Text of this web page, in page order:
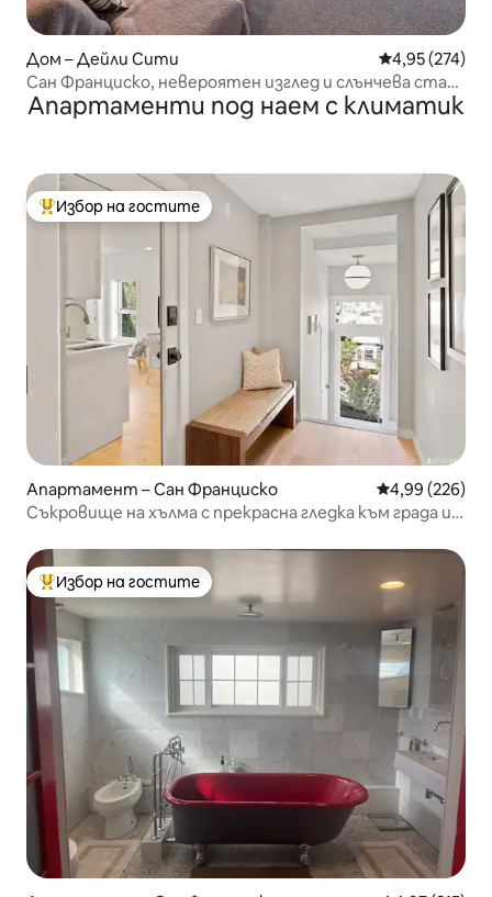
Дом – Дейли Сити Средна
4,95 (274)
Сан Франциско, невероятен изглед и слънчева стая
стая: просторна самостоятелна спалня
Апартаменти под наем с климатик
Най-популярен избор на гостите
Избор на гостите
Апартамент – Сан Франциско Средна
4,99 (226)
Съкровище на хълма с прекрасна гледка към града и
Най-популярен избор на гостите
Избор на гостите